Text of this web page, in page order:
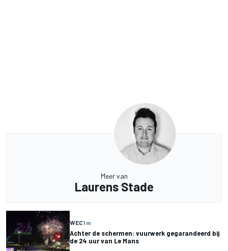
Meer van
Laurens Stade
WEC1 m
Achter de schermen: vuurwerk gegarandeerd bij
de 24 uur van Le Mans